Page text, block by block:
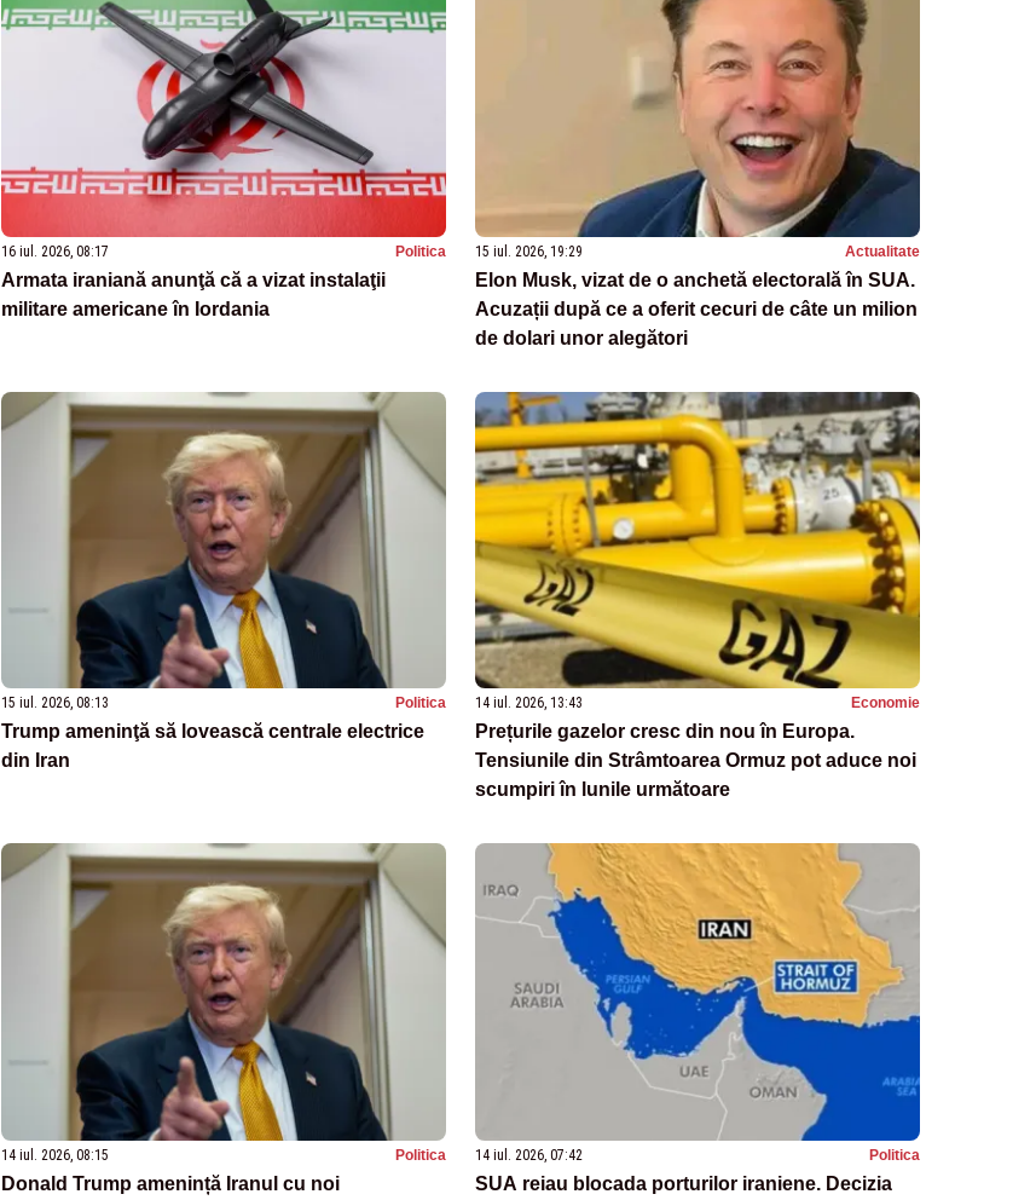
16 iul. 2026, 08:17 Politica
Armata iraniană anunţă că a vizat instalaţii
militare americane în Iordania
15 iul. 2026, 19:29 Actualitate
Elon Musk, vizat de o anchetă electorală în SUA.
Acuzații după ce a oferit cecuri de câte un milion
de dolari unor alegători
15 iul. 2026, 08:13 Politica
Trump ameninţă să lovească centrale electrice
din Iran
14 iul. 2026, 13:43 Economie
Prețurile gazelor cresc din nou în Europa.
Tensiunile din Strâmtoarea Ormuz pot aduce noi
scumpiri în lunile următoare
14 iul. 2026, 08:15 Politica
Donald Trump amenință Iranul cu noi
14 iul. 2026, 07:42 Politica
SUA reiau blocada porturilor iraniene. Decizia